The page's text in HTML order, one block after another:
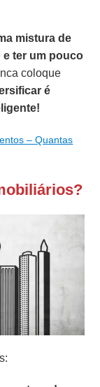
mistura de
ter um pouco
coloque
é
– Quantas